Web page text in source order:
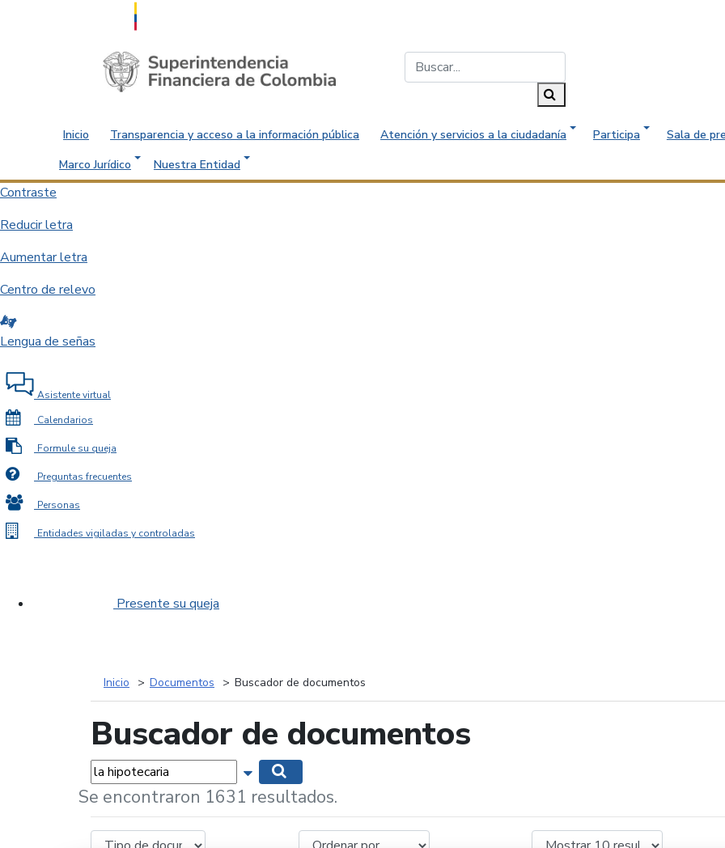
Saltar al contenido principal
Inicio Transparencia y acceso a la información pública Atención y servicios a la ciudadanía Participa
Sala de
Marco Jurídico
Nuestra Entidad
Contraste
Reducir letra
Aumentar letra
Centro de relevo
Lengua de señas
Asistente virtual
Calendarios
Formule su queja
Preguntas frecuentes
Personas
Entidades vigiladas y controladas
Presente su queja
Inicio Documentos Buscador de documentos
Buscador de documentos
Palabras... Mostrar opciones de búsqueda
Se encontraron 1631 resultados.